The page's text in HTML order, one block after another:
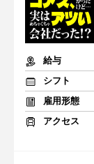
給与
シフト
雇用形態
アクセス